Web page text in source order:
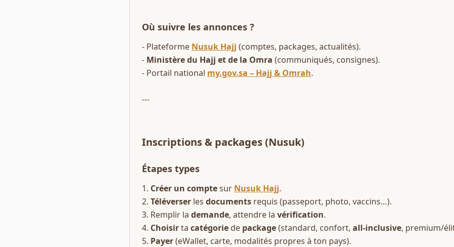
Où suivre les annonces ?
- Plateforme Nusuk Hajj (comptes, packages, actualités).
- Ministère du Hajj et de la Omra (communiqués, consignes).
- Portail national my.gov.sa – Hajj & Omrah.
---
Inscriptions & packages (Nusuk)
Étapes types
1. Créer un compte sur Nusuk Hajj.
2. Téléverser les documents requis (passeport, photo, vaccins…).
3. Remplir la demande, attendre la vérification.
4. Choisir ta catégorie de package (standard, confort, all-inclusive, premium/
5. Payer (eWallet, carte, modalités propres à ton pays).